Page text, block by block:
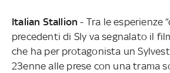
Italian Stallion - Tra le esperienze
precedenti di Sly va segnalato il
che ha per protagonista un
23enne alle prese con una trama